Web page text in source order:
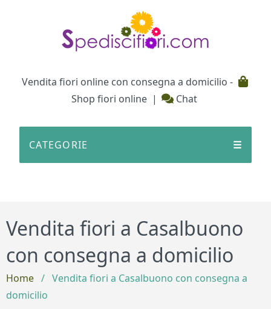
Vendita fiori online con consegna a domicilio -
Shop fiori online | Chat
CATEGORIE ☰
Vendita fiori a Casalbuono
con consegna a domicilio
Home / Vendita fiori a Casalbuono con consegna a
domicilio